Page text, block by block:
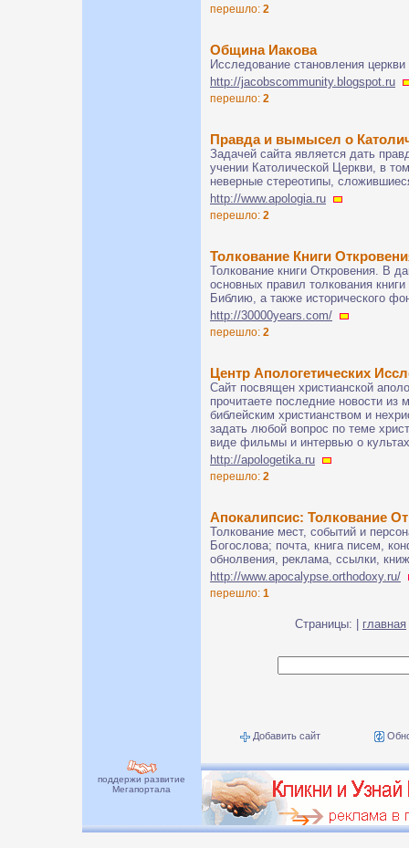
перешло: 2
Община Иакова
Исследование становления
http://jacobscommunity.blogspot.ru
перешло: 2
Правда и вымысел о
Задачей сайта является дать
учении Католической Церкви, в
неверные стереотипы,
http://www.apologia.ru
перешло: 2
Толкование Книги
Толкование книги Откровения. В
основных правил толкования
Библию, а также исторического
http://30000years.com/
перешло: 2
Центр Апологетических
Сайт посвящен христианской
прочитаете последние новости из
библейским христианством и
задать любой вопрос по теме
виде фильмы и интервью о
http://apologetika.ru
перешло: 2
Апокалипсис: Толкование
Толкование мест, событий и
Богослова; почта, книга писем,
обнолвения, реклама, ссылки,
http://www.apocalypse.orthodoxy.ru/
перешло: 1
Страницы: | главная
Добавить сайт
поддержи развитие
Мегапортала